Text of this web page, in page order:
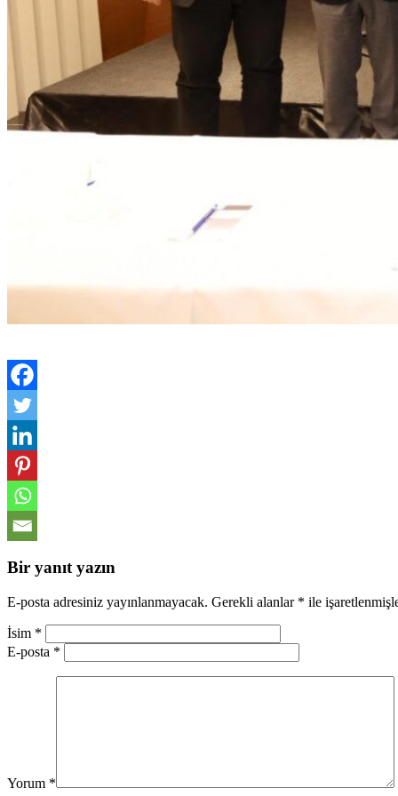
Bir yanıt yazın
E-posta adresiniz yayınlanmayacak. Gerekli alanlar * ile
İsim *
E-posta *
Yorum *